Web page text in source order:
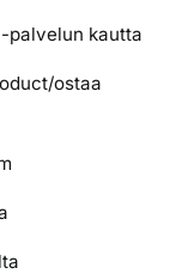
palvelun kautta
ostaa